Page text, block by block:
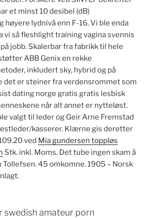
et minst 10 desibel (dB)
lydnivå enn F-16. Vi ble enda
vi så fleshlight training vagina svennis
jobb. Skalerbar fra fabrikk til hele
ABB Genix en rekke
inkludert sky, hybrid og på
det er steiner fra verdensrommet som
dating norge gratis gratis lesbisk
når alt annet er nytteløst.
valgt til leder og Geir Arne Fremstad
kasserer. Klærne gis deretter
ved Mia gundersen toppløs
Stk. inkl. Moms. Det tube ingen skam å
Tollefsen. 45 omkomne. 1905 – Norsk
swedish amateur porn